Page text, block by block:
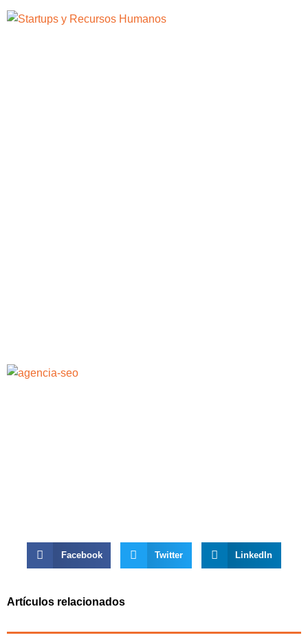
Facebook Twitter LinkedIn
Artículos relacionados